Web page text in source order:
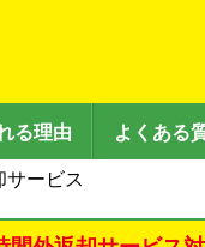
る理由 よくある
サービス